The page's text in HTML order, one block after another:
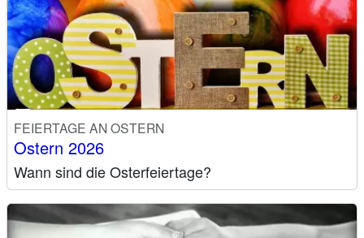
FEIERTAGE AN OSTERN
Ostern 2026
Wann sind die Osterfeiertage?